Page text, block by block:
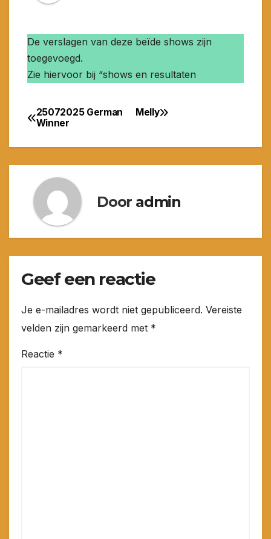
De verslagen van deze beïde shows zijn
toegevoegd.
Zie hiervoor bij “shows en resultaten
Bericht
navigatie
Melly
25072025 German
Winner
Door admin
Geef een reactie
Je e-mailadres wordt niet gepubliceerd. Vereiste
velden zijn gemarkeerd met *
Reactie *